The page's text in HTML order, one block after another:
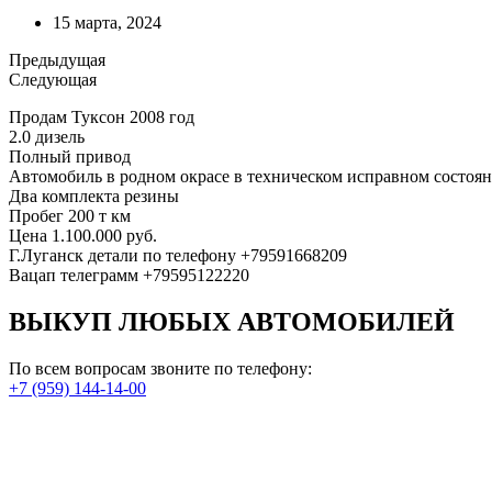
15 марта, 2024
Предыдущая
Следующая
Продам Туксон 2008 год
2.0 дизель
Полный привод
Автомобиль в родном окрасе в техническом исправном
Два комплекта резины
Пробег 200 т км
Цена 1.100.000 руб.
Г.Луганск детали по телефону +79591668209
Вацап телеграмм +79595122220
ВЫКУП ЛЮБЫХ АВТОМОБИЛЕЙ
По всем вопросам звоните по телефону:
+7 (959) 144-14-00